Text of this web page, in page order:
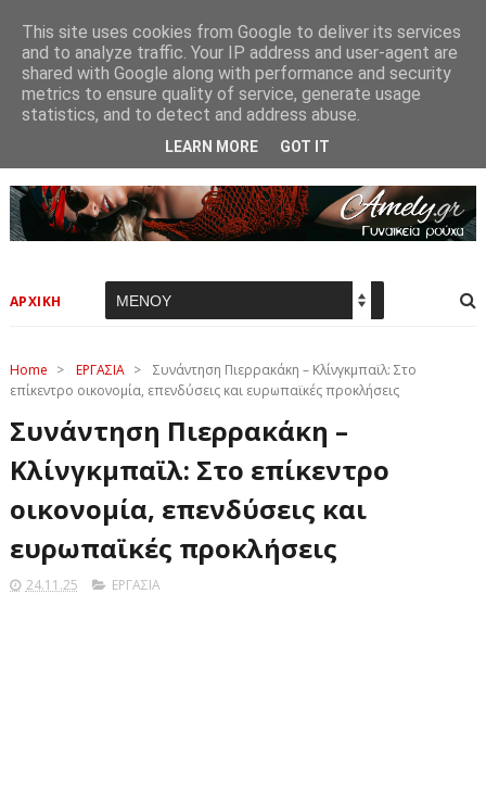
ΑΡΧΙΚΗ
Home > ΕΡΓΑΣΙΑ >
Συνάντηση Πιερρακάκη – Κλίνγκμπαϊλ: Στο
επίκεντρο οικονομία, επενδύσεις και ευρωπαϊκές προκλήσεις
Συνάντηση Πιερρακάκη –
Κλίνγκμπαϊλ: Στο επίκεντρο
οικονομία, επενδύσεις και
ευρωπαϊκές προκλήσεις
24.11.25 ΕΡΓΑΣΙΑ
This site uses cookies from Google to deliver its services
and to analyze traffic. Your IP address and user-agent are
shared with Google along with performance and security
metrics to ensure quality of service, generate usage
statistics, and to detect and address abuse.
LEARN MORE GOT IT